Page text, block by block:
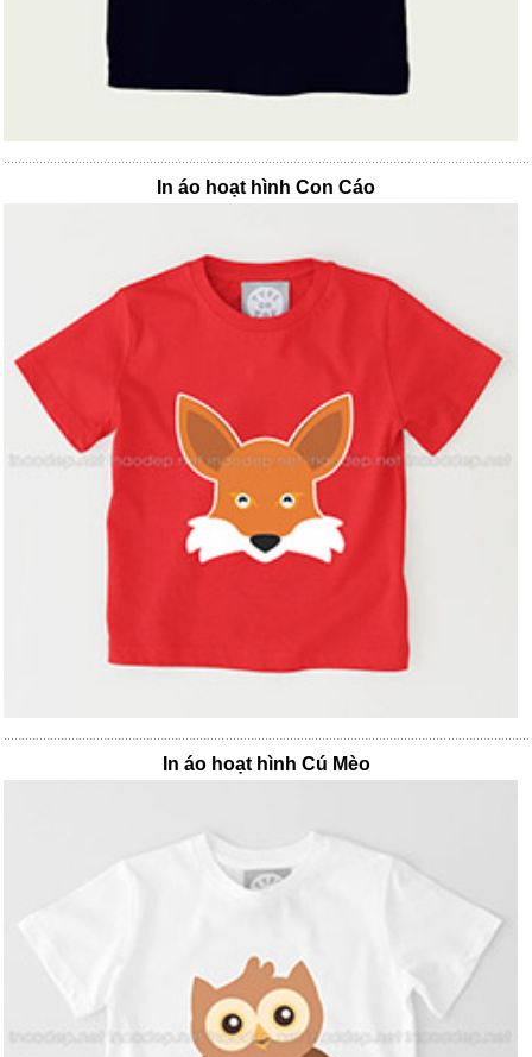
In áo hoạt hình Con Cáo
In áo hoạt hình Cú Mèo